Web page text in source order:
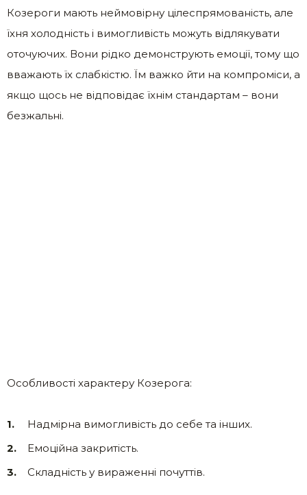
Козероги мають неймовірну цілеспрямованість, але
їхня холодність і вимогливість можуть відлякувати
оточуючих. Вони рідко демонструють емоції, тому що
вважають їх слабкістю. Їм важко йти на компроміси, а
якщо щось не відповідає їхнім стандартам – вони
безжальні.
Особливості характеру Козерога:
Надмірна вимогливість до себе та інших.
Емоційна закритість.
Складність у вираженні почуттів.